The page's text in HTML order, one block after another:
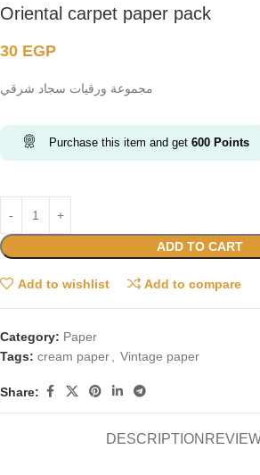
Oriental carpet paper pack
30 EGP
مجموعة ورقيات سجاد شرقي
Purchase this item and get 600 Points
ADD TO CART
Add to wishlist Add to compare
Category: Paper
Tags: cream paper, Vintage paper
Share:
DESCRIPTION